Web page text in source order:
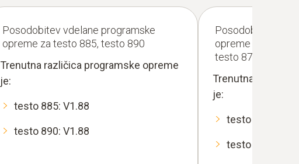
Posodobitev vdelane programske
opreme za testo 885, testo 890
Trenutna različica programske opreme
je:
testo 885: V1.88
testo 890: V1.88
Posodobitev
opreme za
testo 875, testo
Trenutna
je:
testo 875:
testo 876: